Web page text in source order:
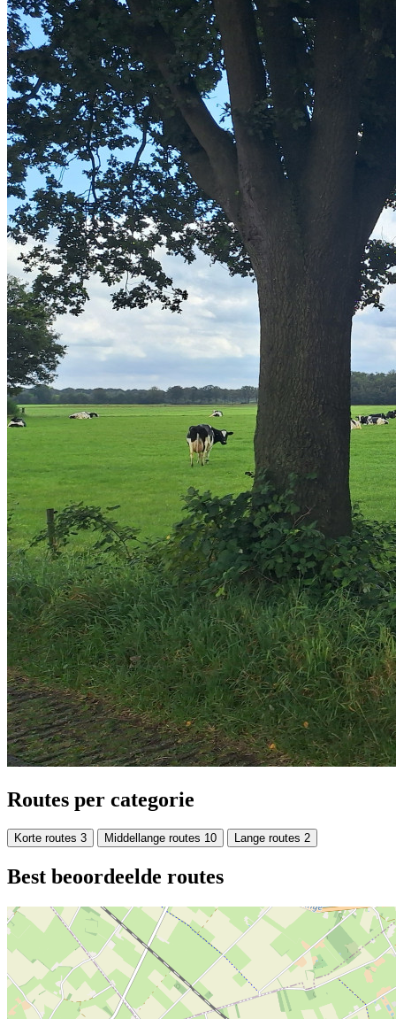
Routes per categorie
Korte routes 3 Middellange routes 10 Lange routes 2
Best beoordeelde routes